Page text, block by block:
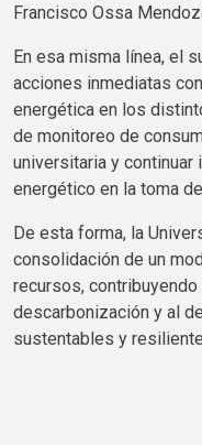
Francisco Ossa
En esa misma línea, el
acciones inmediatas
energética en los
de monitoreo de
universitaria y
energético en la toma
De esta forma, la
consolidación de un
recursos,
descarbonización y al
sustentables y